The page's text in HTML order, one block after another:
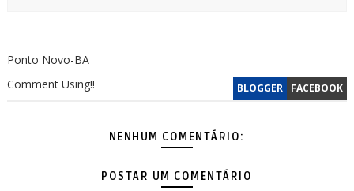
Ponto Novo-BA
BLOGGER FACEBOOK
Comment Using!!
NENHUM COMENTÁRIO:
POSTAR UM COMENTÁRIO